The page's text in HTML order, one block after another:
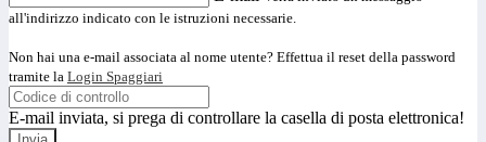
all'indirizzo indicato con le istruzioni necessarie.
Non hai una e-mail associata al nome utente? Effettua il reset della password
tramite la Login Spaggiari
E-mail inviata, si prega di controllare la casella di posta elettronica!